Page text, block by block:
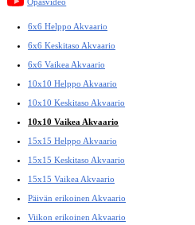
6x6 Helppo Akvaario
6x6 Keskitaso Akvaario
6x6 Vaikea Akvaario
10x10 Helppo Akvaario
10x10 Keskitaso Akvaario
10x10 Vaikea Akvaario
15x15 Helppo Akvaario
15x15 Keskitaso Akvaario
15x15 Vaikea Akvaario
Päivän erikoinen Akvaario
Viikon erikoinen Akvaario